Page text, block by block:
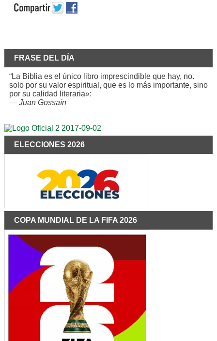
FRASE DEL DÍA
“La Biblia es el único libro imprescindible que hay, no.
solo por su valor espiritual, que es lo más importante, sino
por su calidad literaria»:
— Juan Gossaín
ELECCIONES 2026
COPA MUNDIAL DE LA FIFA 2026